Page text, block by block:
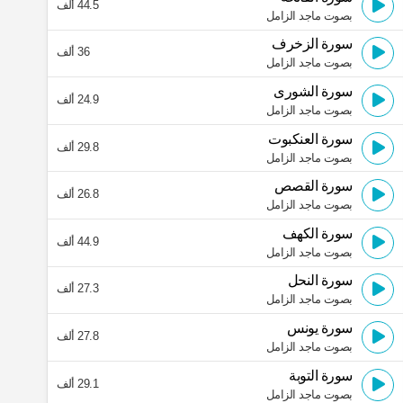
بصوت ماجد الزامل
44.5 ألف
سورة الزخرف
بصوت ماجد الزامل
36 ألف
سورة الشورى
بصوت ماجد الزامل
24.9 ألف
سورة العنكبوت
بصوت ماجد الزامل
29.8 ألف
سورة القصص
بصوت ماجد الزامل
26.8 ألف
سورة الكهف
بصوت ماجد الزامل
44.9 ألف
سورة النحل
بصوت ماجد الزامل
27.3 ألف
سورة يونس
بصوت ماجد الزامل
27.8 ألف
سورة التوبة
بصوت ماجد الزامل
29.1 ألف